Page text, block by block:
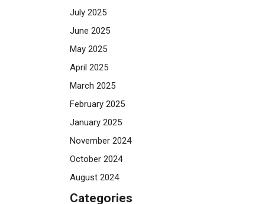
July 2025
June 2025
May 2025
April 2025
March 2025
February 2025
January 2025
November 2024
October 2024
August 2024
Categories